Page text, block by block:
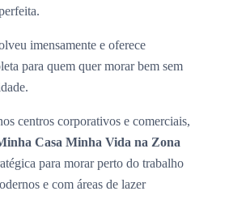
imensamente e oferece
para quem quer morar bem sem
centros corporativos e comerciais,
Casa Minha Vida na Zona
para morar perto do trabalho
e com áreas de lazer